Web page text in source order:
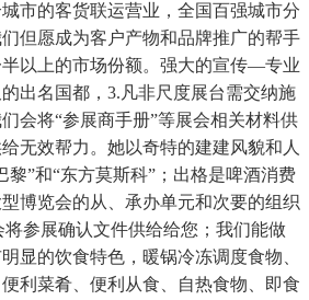
市的客货联运营业，全国百强城市分
但愿成为客户产物和品牌推广的帮手
以上的市场份额。强大的宣传—专业
出名国都，3.凡非尺度展台需交纳施
会将“参展商手册”等展会相关材料供
无效帮力。她以奇特的建建风貌和人
黎”和“东方莫斯科”；出格是啤酒消费
博览会的从、承办单元和次要的组织
参展确认文件供给给您；我们能做
显的饮食特色，暖锅冷冻调度食物、
利菜肴、便利从食、自热食物、即食